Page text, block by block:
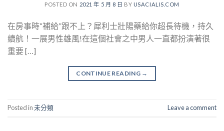
POSTED ON 2021 年 5 月 8 日 BY USACIALIS.COM
在房事時“補給”跟不上？犀利士壯陽藥給你超長待機，持久
續航！一展男性雄風!在這個社會之中男人一直都扮演著很
重要 […]
CONTINUE READING →
Posted in未分類 Leave a comment